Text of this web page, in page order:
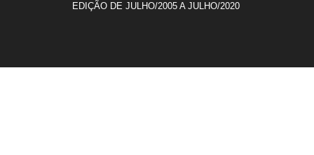
EDIÇÃO DE JULHO/2005 A JULHO/2020